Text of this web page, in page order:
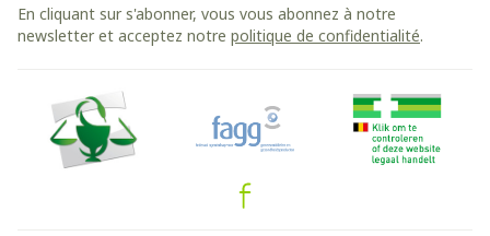
En cliquant sur s'abonner, vous vous abonnez à notre
newsletter et acceptez notre politique de confidentialité.